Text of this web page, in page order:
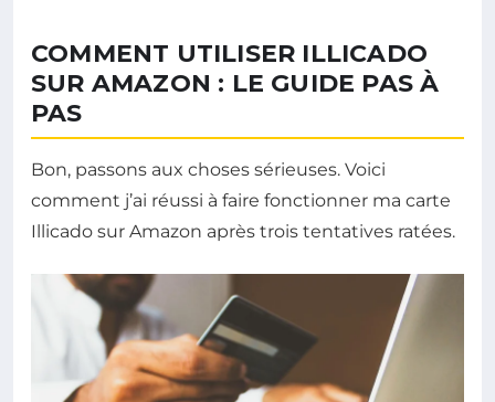
COMMENT UTILISER ILLICADO
SUR AMAZON : LE GUIDE PAS À
PAS
Bon, passons aux choses sérieuses. Voici
comment j’ai réussi à faire fonctionner ma carte
Illicado sur Amazon après trois tentatives ratées.